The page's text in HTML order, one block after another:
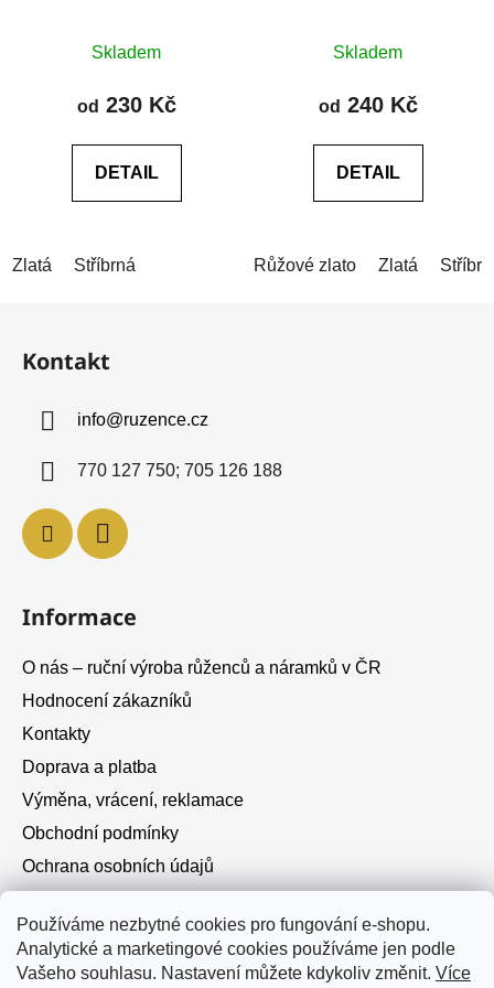
Používáme nezbytné cookies pro fungování e-shopu.
Analytické a marketingové cookies používáme jen podle
Vašeho souhlasu. Nastavení můžete kdykoliv změnit. Více
hodnocení
produktu
z
Skladem
od 230 Kč
DETAIL
Zlatá Stříbrná
Skladem
od 240 Kč
DETAIL
Růžové zlato Zlatá
Kontakt
info@ruzence.cz
770 127 750; 705 126 188
Informace
O nás – ruční výroba růženců a náramků v ČR
Hodnocení zákazníků
Kontakty
Doprava a platba
Výměna, vrácení, reklamace
Obchodní podmínky
Ochrana osobních údajů
Instagram